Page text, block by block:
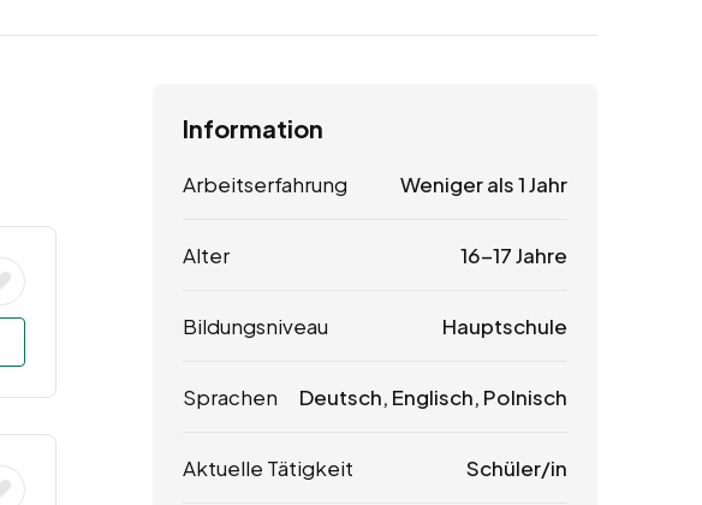
Information
Arbeitserfahrung Weniger als 1 Jahr
Alter 16-17 Jahre
Bildungsniveau Hauptschule
Sprachen Deutsch, Englisch, Polnisch
Aktuelle Tätigkeit Schüler/in